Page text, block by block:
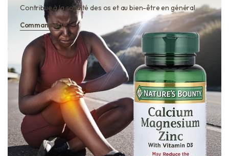
Contribue à la solidité des os et au bien-être en général
Commandez!